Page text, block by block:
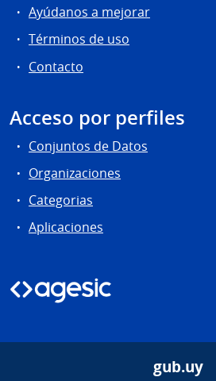
Ayúdanos a mejorar
Términos de uso
Contacto
Acceso por perfiles
Conjuntos de Datos
Organizaciones
Categorias
Aplicaciones
gub.uy